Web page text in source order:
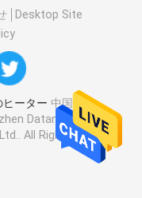
Desktop Site
ーター 中国工
Datang
All Rights